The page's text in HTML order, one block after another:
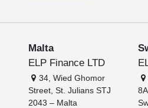
Malta
ELP Finance LTD
34, Wied Ghomor
Street, St. Julians STJ
2043 – Malta